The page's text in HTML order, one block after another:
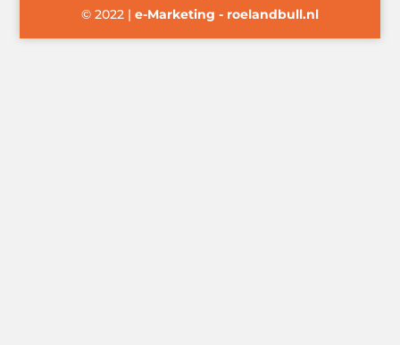
© 2022 | e-Marketing - roelandbull.nl